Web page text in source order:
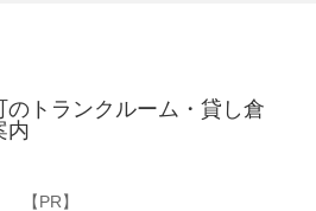
トランクルーム・貸し倉
内
【PR】